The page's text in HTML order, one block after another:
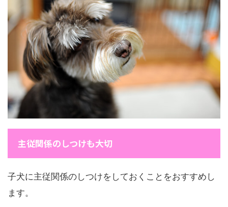
主従関係のしつけも大切
子犬に主従関係のしつけをしておくことをおすすめし
ます。